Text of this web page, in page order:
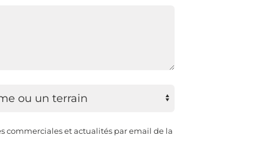
commerciales et actualités par email de la